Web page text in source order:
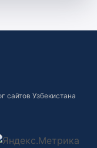
сайтов Узбекистана